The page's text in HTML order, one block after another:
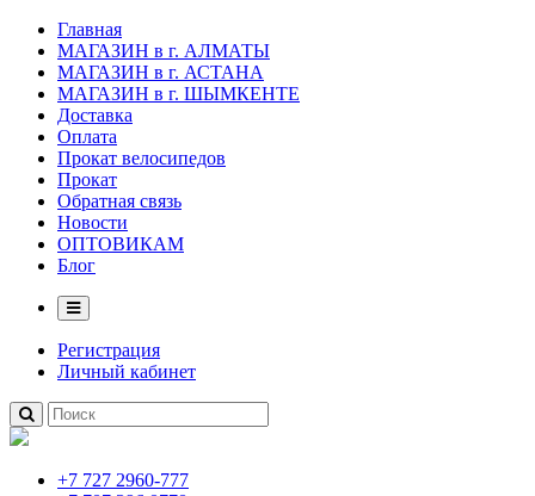
Главная
МАГАЗИН в г. АЛМАТЫ
МАГАЗИН в г. АСТАНА
МАГАЗИН в г. ШЫМКЕНТЕ
Доставка
Оплата
Прокат велосипедов
Прокат
Обратная связь
Новости
ОПТОВИКАМ
Блог
Регистрация
Личный кабинет
+7 727 2960-777